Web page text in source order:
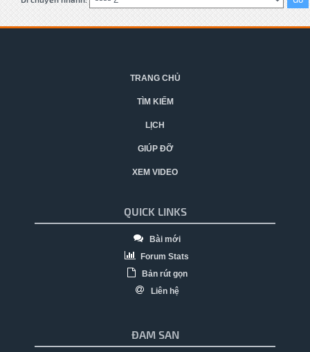
TRANG CHỦ
TÌM KIẾM
LỊCH
GIÚP ĐỠ
XEM VIDEO
QUICK LINKS
Bài mới
Forum Stats
Bản rút gọn
Liên hệ
ĐAM SAN